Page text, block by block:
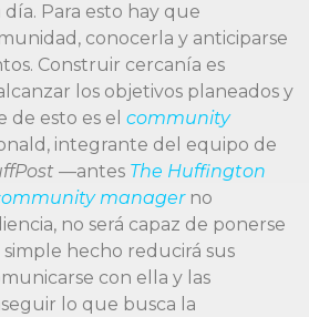
Para esto hay que
conocerla y anticiparse
Construir cercanía es
los objetivos planeados y
de esto es el community
integrante del equipo de
—antes The Huffington
managerno
no será capaz de ponerse
simple hecho reducirá sus
con ella y las
lo que busca la